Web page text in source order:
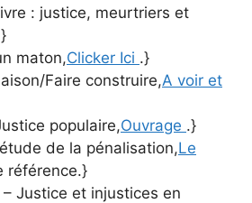
: justice, meurtriers et
maton,Clicker Ici .}
Faire construire,A voir et
populaire,Ouvrage .}
de la pénalisation,Le
référence.}
– Justice et injustices en